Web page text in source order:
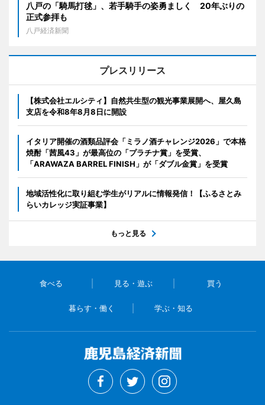
八戸の「騎馬打毬」、若手騎手の姿勇ましく 20年ぶりの
正式参拝も
八戸経済新聞
プレスリリース
【株式会社エルシティ】自然共生型の観光事業展開へ、屋久島
支店を令和8年8月8日に開設
イタリア開催の酒類品評会「ミラノ酒チャレンジ2026」で本格
焼酎「茜風43」が最高位の「プラチナ賞」を受賞、
「ARAWAZA BARREL FINISH」が「ダブル金賞」を受賞
地域活性化に取り組む学生がリアルに情報発信！【ふるさとみ
らいカレッジ実証事業】
もっと見る
食べる 見る・遊ぶ 買う
暮らす・働く 学ぶ・知る